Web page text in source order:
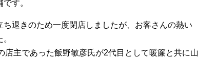
す。
退きのため一度閉店しましたが、お客さんの熱い
主であった飯野敏彦氏が2代目として暖簾と共に山